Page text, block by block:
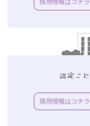
採用情報はコチラ
採用情報はコチラ